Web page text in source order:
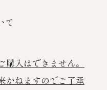
て
入はできません。
かねますのでご了承